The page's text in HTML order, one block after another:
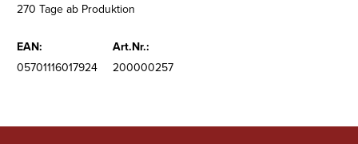
270 Tage ab Produktion
EAN:
Art.Nr.:
05701116017924
200000257